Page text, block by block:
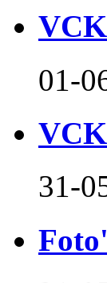
01-
31-